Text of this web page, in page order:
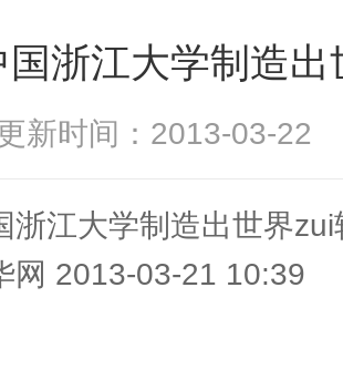
国浙江大学制造
新时间：2013-03-
浙江大学制造出世界zui
网 2013-03-21 10:39